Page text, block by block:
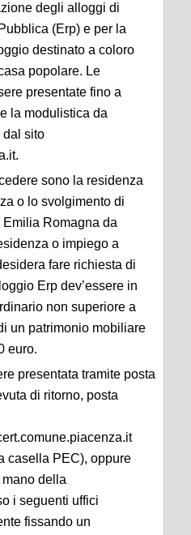
degli alloggi di
(Erp) e per la
destinato a coloro
popolare. Le
presentate fino a
la modulistica da
dal sito
sono la residenza
o lo svolgimento di
Emilia Romagna da
o impiego a
fare richiesta di
Erp dev’essere in
non superiore a
un patrimonio mobiliare
euro.
presentata tramite posta
di ritorno, posta
casella PEC), oppure
della
i seguenti uffici
fissando un